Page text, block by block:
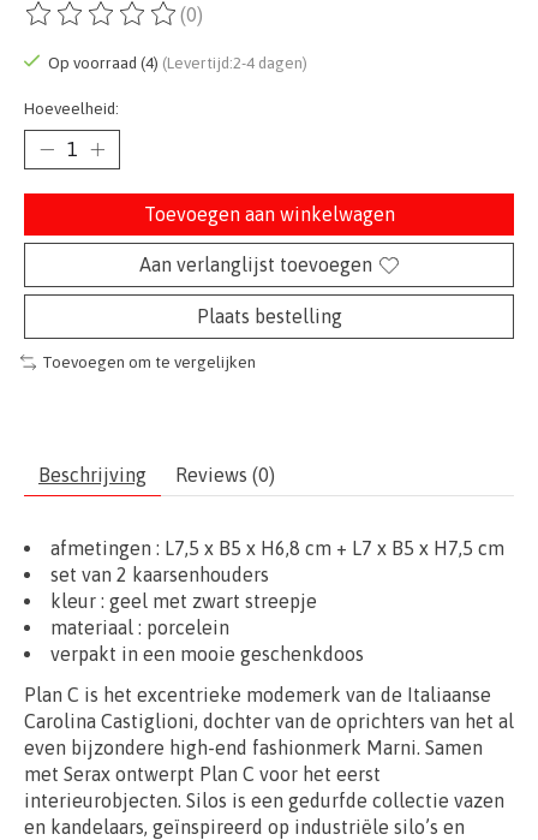
De beoordeling van dit product is
(0)
Op voorraad (4) (Levertijd:2-4 dagen)
Hoeveelheid:
Toevoegen aan winkelwagen
Aan verlanglijst toevoegen
Plaats bestelling
Toevoegen om te vergelijken
Beschrijving Reviews (0)
afmetingen : L7,5 x B5 x H6,8 cm + L7 x B5 x H7,5 cm
set van 2 kaarsenhouders
kleur : geel met zwart streepje
materiaal : porcelein
verpakt in een mooie geschenkdoos
Plan C is het excentrieke modemerk van de Italiaanse
Carolina Castiglioni, dochter van de oprichters van het al
even bijzondere high-end fashionmerk Marni. Samen
met Serax ontwerpt Plan C voor het eerst
interieurobjecten. Silos is een gedurfde collectie vazen
en kandelaars, geïnspireerd op industriële silo’s en